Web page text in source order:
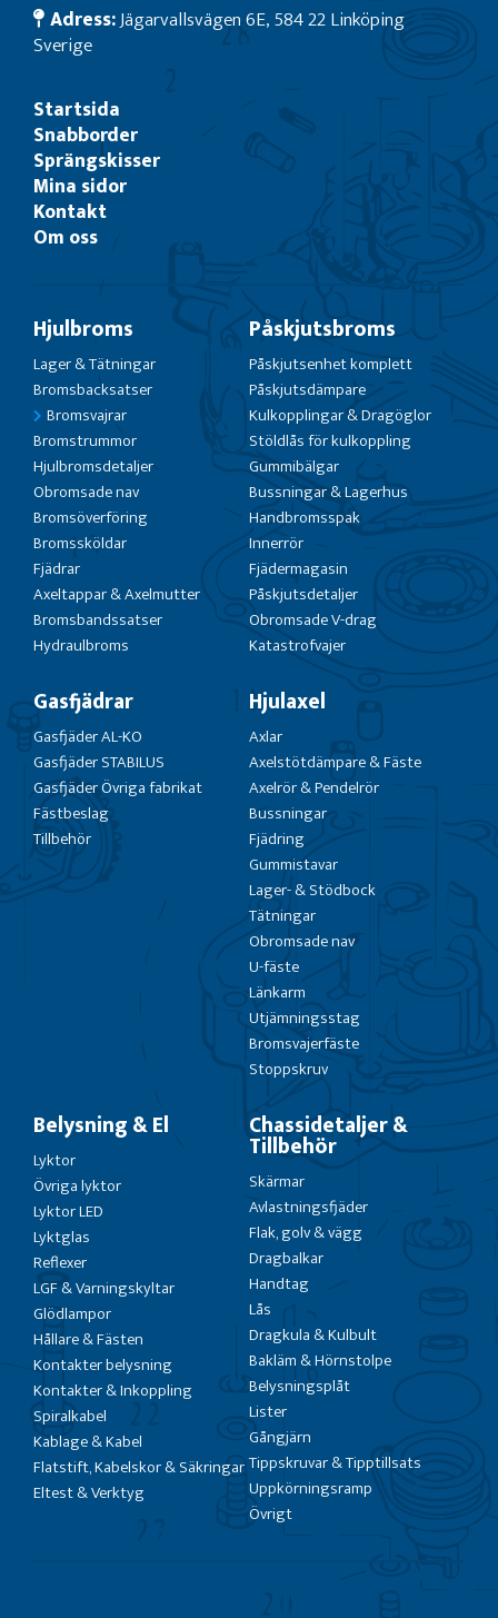
Adress:Jägarvallsvägen 6E, 584 22 Linköping
Sverige
Startsida
Snabborder
Sprängskisser
Mina sidor
Kontakt
Om oss
Hjulbroms
Lager & Tätningar
Bromsbacksatser
Bromsvajrar
Bromstrummor
Hjulbromsdetaljer
Obromsade nav
Bromsöverföring
Bromssköldar
Fjädrar
Axeltappar & Axelmutter
Bromsbandssatser
Hydraulbroms
Påskjutsbroms
Påskjutsenhet komplett
Påskjutsdämpare
Kulkopplingar & Dragöglor
Stöldlås för kulkoppling
Gummibälgar
Bussningar & Lagerhus
Handbromsspak
Innerrör
Fjädermagasin
Påskjutsdetaljer
Obromsade V-drag
Katastrofvajer
Gasfjädrar
Gasfjäder AL-KO
Gasfjäder STABILUS
Gasfjäder Övriga fabrikat
Fästbeslag
Tillbehör
Hjulaxel
Axlar
Axelstötdämpare & Fäste
Axelrör & Pendelrör
Bussningar
Fjädring
Gummistavar
Lager- & Stödbock
Tätningar
Obromsade nav
U-fäste
Länkarm
Utjämningsstag
Bromsvajerfäste
Stoppskruv
Belysning & El
Lyktor
Övriga lyktor
Lyktor LED
Lyktglas
Reflexer
LGF & Varningskyltar
Glödlampor
Hållare & Fästen
Kontakter belysning
Kontakter & Inkoppling
Spiralkabel
Kablage & Kabel
Flatstift, Kabelskor & Säkringar
Eltest & Verktyg
Chassidetaljer &
Tillbehör
Skärmar
Avlastningsfjäder
Flak, golv & vägg
Dragbalkar
Handtag
Lås
Dragkula & Kulbult
Bakläm & Hörnstolpe
Belysningsplåt
Lister
Gångjärn
Tippskruvar & Tipptillsats
Uppkörningsramp
Övrigt